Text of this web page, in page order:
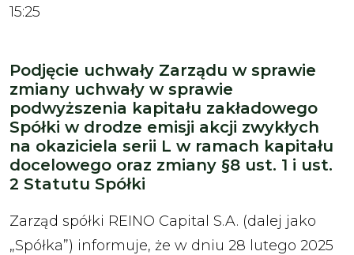
15:25
Podjęcie uchwały Zarządu w sprawie
zmiany uchwały w sprawie
podwyższenia kapitału zakładowego
Spółki w drodze emisji akcji zwykłych
na okaziciela serii L w ramach kapitału
docelowego oraz zmiany §8 ust. 1 i ust.
2 Statutu Spółki
Zarząd spółki REINO Capital S.A. (dalej jako
„Spółka”) informuje, że w dniu 28 lutego 2025